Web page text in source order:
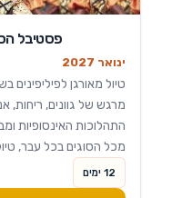
פסטיבל
ינואר 2027
טיול מאורגן לפיליפינים
מרגש של גוונים, ריחות,
התהלוכות האינסופיות
מכל הסוגים בכל עבר,
פרובינציות, כפרים,
בנופש מפנק באי היפה
12 ימים